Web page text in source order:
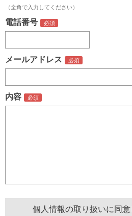
（全角で入力してください）
電話番号
メールアドレス
内容